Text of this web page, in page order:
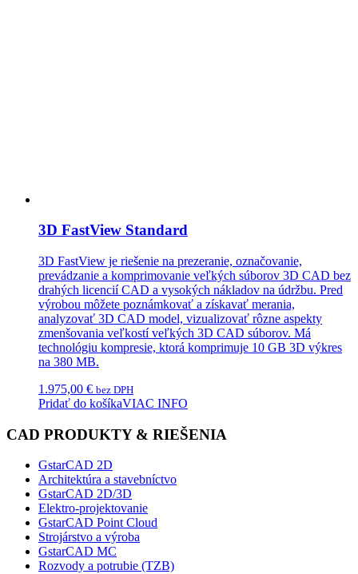
3D FastView Standard
3D FastView je riešenie na prezeranie, označovanie,
prevádzanie a komprimovanie veľkých súborov 3D CAD bez
drahých licencií CAD a vysokých nákladov na údržbu. Pred
výrobou môžete poznámkovať a získavať merania,
analyzovať 3D CAD model, vizualizovať rôzne aspekty
zmenšovania veľkostí veľkých 3D CAD súborov. Má
technológiu kompresie, ktorá komprimuje 10 GB 3D výkres
na 380 MB.
1.975,00 € bez DPH
Pridať do košíkaVIAC INFO
CAD PRODUKTY & RIEŠENIA
GstarCAD 2D
Architektúra a stavebníctvo
GstarCAD 2D/3D
Elektro-projektovanie
GstarCAD Point Cloud
Strojárstvo a výroba
GstarCAD MC
Rozvody a potrubie (TZB)